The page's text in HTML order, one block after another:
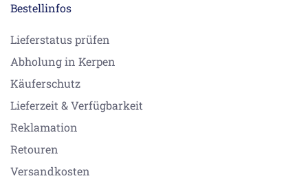
Bestellinfos
Lieferstatus prüfen
Abholung in Kerpen
Käuferschutz
Lieferzeit & Verfügbarkeit
Reklamation
Retouren
Versandkosten